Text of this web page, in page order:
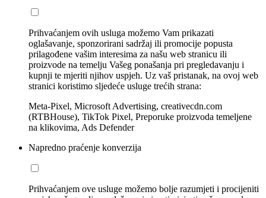
Prihvaćanjem ovih usluga možemo Vam prikazati
oglašavanje, sponzorirani sadržaj ili promocije popusta
prilagođene vašim interesima za našu web stranicu ili
proizvode na temelju Vašeg ponašanja pri pregledavanju i
kupnji te mjeriti njihov uspjeh. Uz vaš pristanak, na ovoj web
stranici koristimo sljedeće usluge trećih strana:
Meta-Pixel, Microsoft Advertising, creativecdn.com
(RTBHouse), TikTok Pixel, Preporuke proizvoda temeljene
na klikovima, Ads Defender
Napredno praćenje konverzija
Prihvaćanjem ove usluge možemo bolje razumjeti i procijeniti